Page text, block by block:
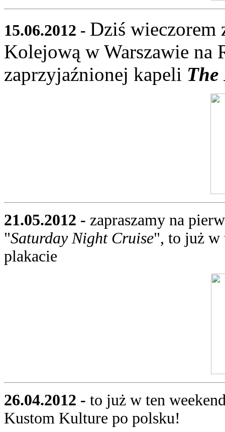
15.06.2012 - Dziś wieczorem
Kolejową w Warszawie
zaprzyjaźnionej kapeli The
21.05.2012 - zapraszamy na
"Saturday Night Cruise", to już w
plakacie
26.04.2012 - to już w ten
Kustom Kulture po polsku!